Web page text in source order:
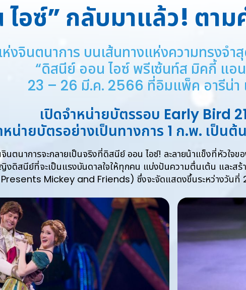
อซ์” กลับมาแล้ว! ตา
จินตนาการ บนเส้นทางแห่งความทรงจำ
“ดิสนีย์ ออน ไอซ์ พรีเซ้นท์ส มิคกี้ แอ
23 – 26 มี.ค. 2566 ที่อิมแพ็ค อารีน่า
เปิดจำหน่ายบัตรรอบ Early Bird
หน่ายบัตรอย่างเป็นทางการ 1 ก.พ. เป็นต้
นตนาการจะกลายเป็นจริงที่ดิสนีย์ ออน ไอซ์! ละลายน้าแข็งที่หัวใจ
งดิสนีย์ที่จะเป็นแรงบันดาลใจให้ทุกคน แบ่งปันความตื่นเต้น และ
Mickey and Friends) ซึ่งจะจัดแสดงขึ้นระหว่างวัน